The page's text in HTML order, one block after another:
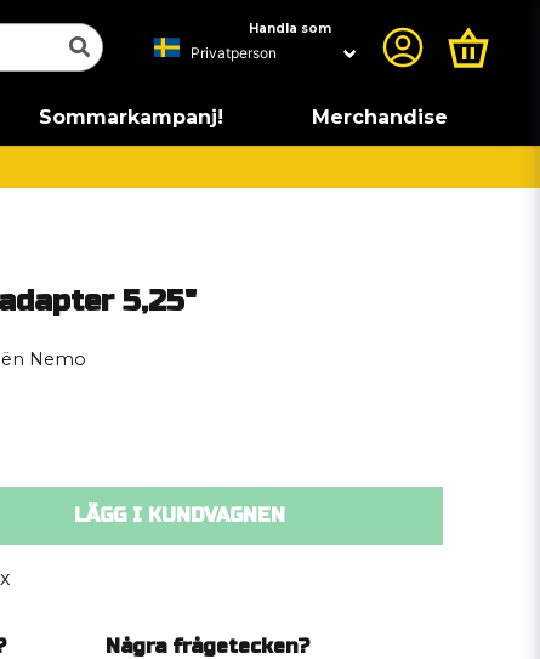
Handla som
Sommarkampanj! Merchandise
5,25"
Nemo
LÄGG I KUNDVAGNEN
Några frågetecken?